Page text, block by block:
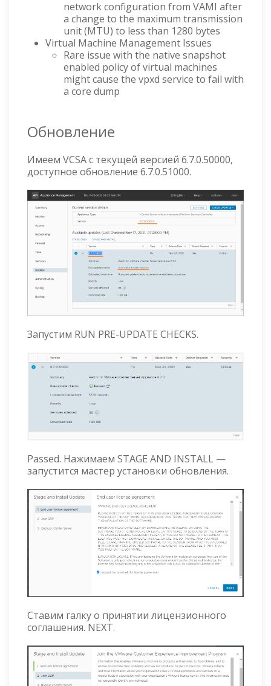
network configuration from VAMI after
a change to the maximum transmission
unit (MTU) to less than 1280 bytes
Virtual Machine Management Issues
Rare issue with the native snapshot
enabled policy of virtual machines
might cause the vpxd service to fail with
a core dump
Обновление
Имеем VCSA с текущей версией 6.7.0.50000,
доступное обновление 6.7.0.51000.
Запустим RUN PRE-UPDATE CHECKS.
Passed. Нажимаем STAGE AND INSTALL —
запустится мастер установки обновления.
Ставим галку о принятии лицензионного
соглашения. NEXT.